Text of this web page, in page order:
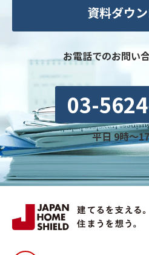
資料ダウ
お電話でのお問い
03-
平日 9時〜